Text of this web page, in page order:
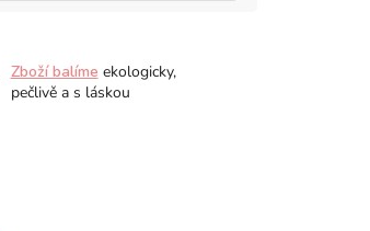
Zboží balíme ekologicky,
pečlivě a s láskou